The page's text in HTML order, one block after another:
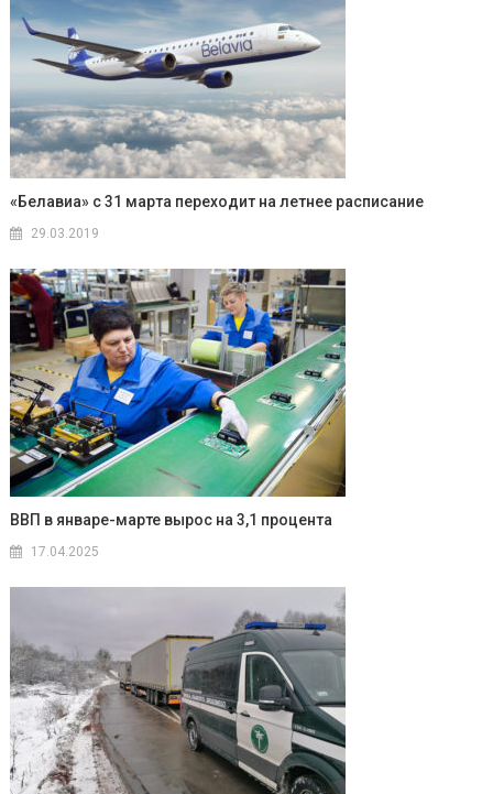
«Белавиа» c 31 марта переходит на летнее расписание
29.03.2019
ВВП в январе-марте вырос на 3,1 процента
17.04.2025